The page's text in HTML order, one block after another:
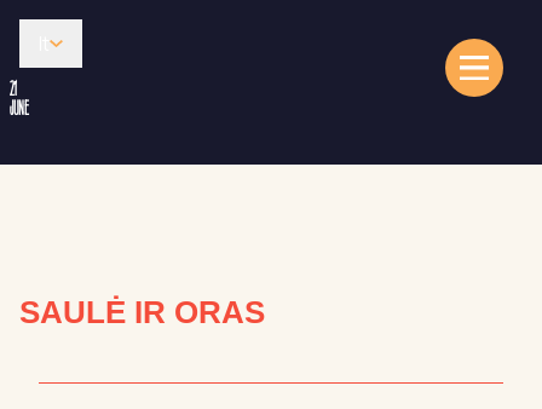
21
JUNE
SAULĖ IR ORAS